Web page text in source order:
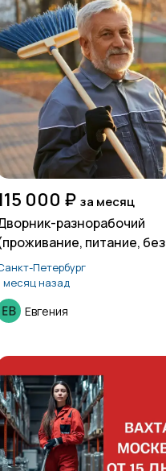
000 ₽ за месяц
разнорабочий
питание, без
Петербург
месяц назад
Евгения